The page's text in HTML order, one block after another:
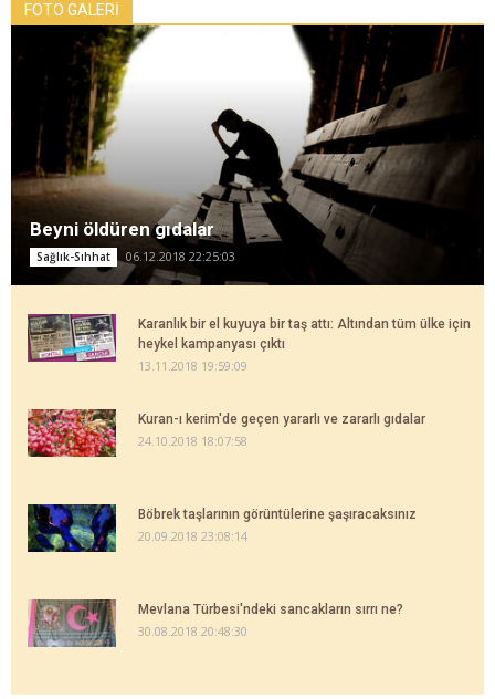
FOTO GALERİ
Beyni öldüren gıdalar
Sağlık-Sıhhat 06.12.2018 22:25:03
Karanlık bir el kuyuya bir taş attı: Altından tüm ülke için
heykel kampanyası çıktı
13.11.2018 19:59:09
Kuran-ı kerim'de geçen yararlı ve zararlı gıdalar
24.10.2018 18:07:58
Böbrek taşlarının görüntülerine şaşıracaksınız
20.09.2018 23:08:14
Mevlana Türbesi'ndeki sancakların sırrı ne?
30.08.2018 20:48:30